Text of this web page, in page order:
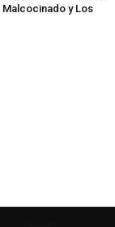
Malcocinado y Los